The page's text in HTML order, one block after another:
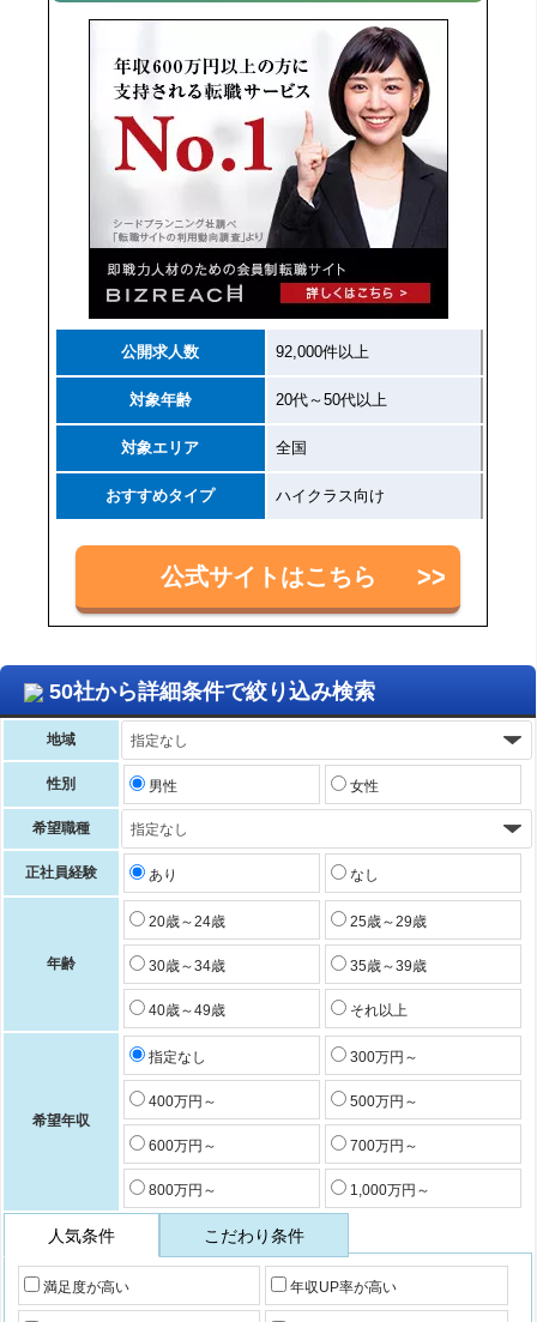
公開求人数 92,000件以上
対象年齢 20代～50代以上
対象エリア 全国
おすすめタイプ ハイクラス向け
公式サイトはこちら
50社から詳細条件で絞り込み検索
地域
性別 男性 女性
希望職種
正社員経験 あり なし
年齢
20歳～24歳 25歳～29歳
30歳～34歳 35歳～39歳
40歳～49歳 それ以上
希望年収
指定なし 300万円～
400万円～ 500万円～
600万円～ 700万円～
800万円～ 1,000万円～
人気条件 こだわり条件
満足度が高い 年収UP率が高い